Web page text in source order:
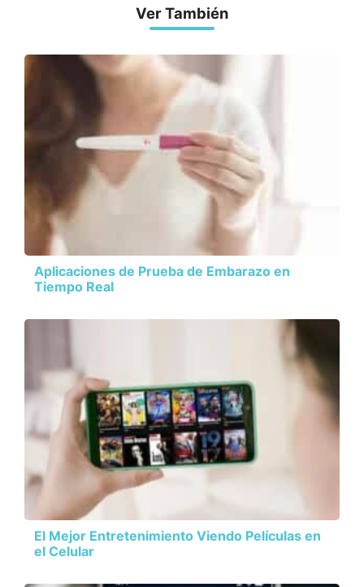
Ver También
Aplicaciones de Prueba de Embarazo en
Tiempo Real
El Mejor Entretenimiento Viendo Películas en
el Celular